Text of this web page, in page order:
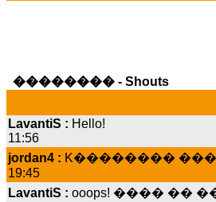
�������� - Shouts
11:56
jordan4 :
19:45
LavantiS :
���� ���; ���� ���